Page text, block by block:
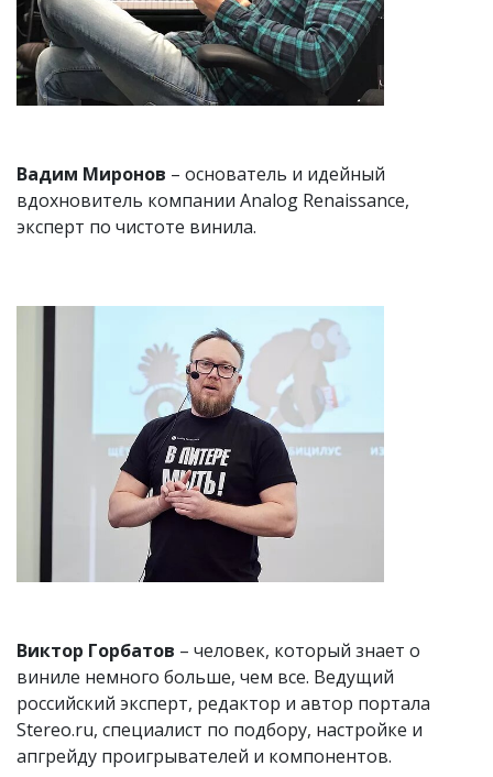
Вадим Миронов – основатель и идейный
вдохновитель компании Analog Renaissance,
эксперт по чистоте винила.
Виктор Горбатов – человек, который знает о
виниле немного больше, чем все. Ведущий
российский эксперт, редактор и автор портала
Stereo.ru, специалист по подбору, настройке и
апгрейду проигрывателей и компонентов.